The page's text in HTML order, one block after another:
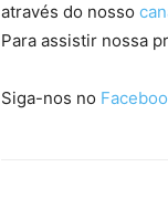
através do nosso
Para assistir nossa
Siga-nos no